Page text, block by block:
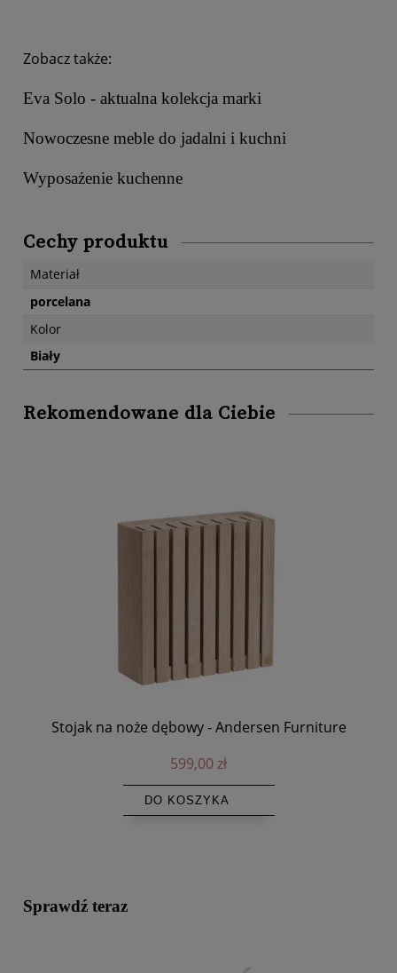
Zobacz także:
Eva Solo - aktualna kolekcja marki
Nowoczesne meble do jadalni i kuchni
Wyposażenie kuchenne
Cechy produktu
Materiał
porcelana
Kolor
Biały
Rekomendowane dla Ciebie
Maselniczka porcelanowa Legio Nova, biała - Eva
129,00 zł
DO KOSZYKA
Sprawdź teraz